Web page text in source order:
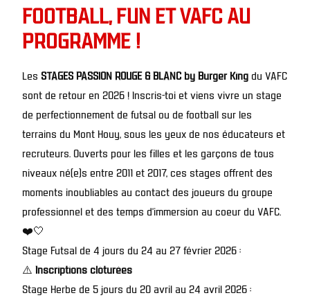
FOOTBALL, FUN ET VAFC AU
PROGRAMME !
Les STAGES PASSION ROUGE & BLANC by Burger King du VAFC
sont de retour en 2026 ! Inscris-toi et viens vivre un stage
de perfectionnement de futsal ou de football sur les
terrains du Mont Houy, sous les yeux de nos éducateurs et
recruteurs. Ouverts pour les filles et les garçons de tous
niveaux né(e)s entre 2011 et 2017, ces stages offrent des
moments inoubliables au contact des joueurs du groupe
professionnel et des temps d’immersion au coeur du VAFC.
❤️🤍
Stage Futsal de 4 jours du 24 au 27 février 2026 :
⚠️ Inscriptions clôturées
Stage Herbe de 5 jours du 20 avril au 24 avril 2026 :